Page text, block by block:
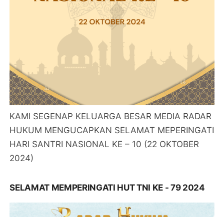
KAMI SEGENAP KELUARGA BESAR MEDIA RADAR
HUKUM MENGUCAPKAN SELAMAT MEPERINGATI
HARI SANTRI NASIONAL KE – 10 (22 OKTOBER
2024)
SELAMAT MEMPERINGATI HUT TNI KE - 79 2024